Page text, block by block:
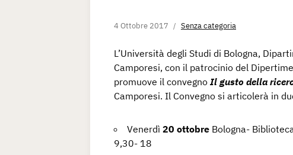
4 Ottobre 2017 Senza categoria
L’Università degli Studi di Bologna,
Camporesi, con il patrocinio del
promuove il convegno Il gusto della
Camporesi. Il Convegno si articolerà in
Venerdì 20 ottobre Bologna-
9,30- 18